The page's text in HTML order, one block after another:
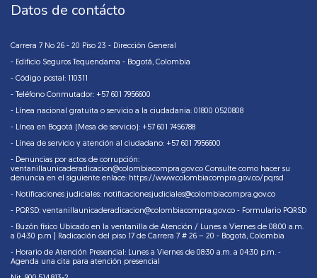
Datos de contácto
Carrera 7 No 26 - 20 Piso 23 - Dirección General
- Edificio Seguros Tequendama - Bogotá, Colombia
- Código postal: 110311
- Teléfono Conmutador: +57 601 7956600
- Línea nacional gratuita o servicio a la ciudadania: 01800 0520808
- Línea en Bogotá (Mesa de servicio): +57 601 7456788
- Línea de servicio y atención al ciudadano: +57 601 7956600
- Denuncias por actos de corrupción:
ventanillaunicaderadicacion@colombiacompra.gov.co Consulte como hacer su
denuncia en el siguiente enlace: https://www.colombiacompra.gov.co/pqrsd
- Notificaciones judiciales: notificacionesjudiciales@colombiacompra.gov.co
- PQRSD: ventanillaunicaderadicacion@colombiacompra.gov.co - Formulario PQRSD
- Buzón físico Ubicado en la ventanilla de Atención / Lunes a Viernes de 08:00 a.m.
a 04:30 p.m | Radicación del piso 17 de Carrera 7 # 26 – 20 - Bogotá, Colombia
- Horario de Atención Presencial: Lunes a Viernes de 08:30 a.m. a 04:30 p.m. -
Agenda una cita para atención presencial